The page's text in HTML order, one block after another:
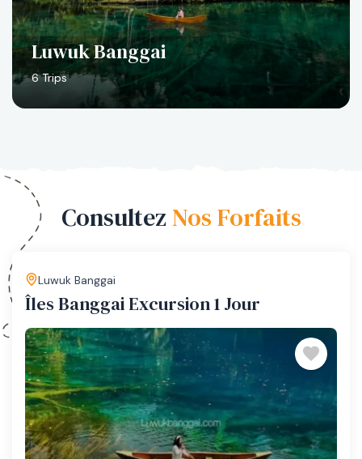
Luwuk Banggai
6 Trips
Consultez Nos Forfaits
Luwuk Banggai
Îles Banggai Excursion 1 Jour